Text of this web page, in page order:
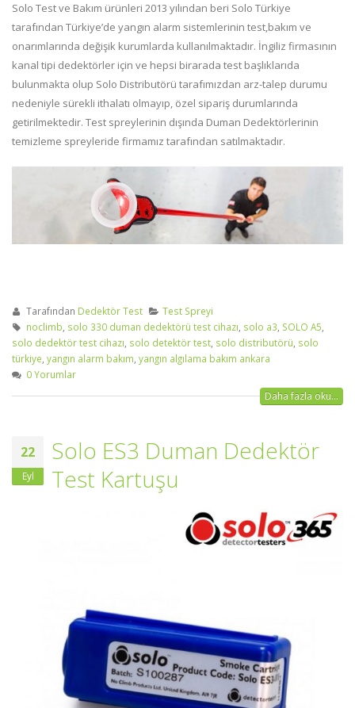
Solo Test ve Bakım ürünleri 2013 yılından beri Solo Türkiye
tarafından Türkiye’de yangın alarm sistemlerinin test,bakım ve
onarımlarında değişik kurumlarda kullanılmaktadır. İngiliz firmasının
kanal tipi dedektörler için ve hepsi birarada test başlıklarıda
bulunmakta olup Solo Distributörü tarafımızdan arz-talep durumu
nedeniyle sürekli ithalatı olmayıp, özel sipariş durumlarında
getirilmektedir. Test spreylerinin dışında Duman Dedektörlerinin
temizleme spreyleride firmamız tarafından satılmaktadır.
Tarafından Dedektör Test
Test Spreyi
noclimb, solo 330 duman dedektörü test cihazı, solo a3, SOLO A5,
solo dedektör test cihazı, solo detektör test, solo distributörü, solo
türkiye, yangın alarm bakım, yangın algılama bakım ankara
0 Yorumlar
Daha fazla oku...
22
Eyl
Solo ES3 Duman Dedektör
Test Kartuşu